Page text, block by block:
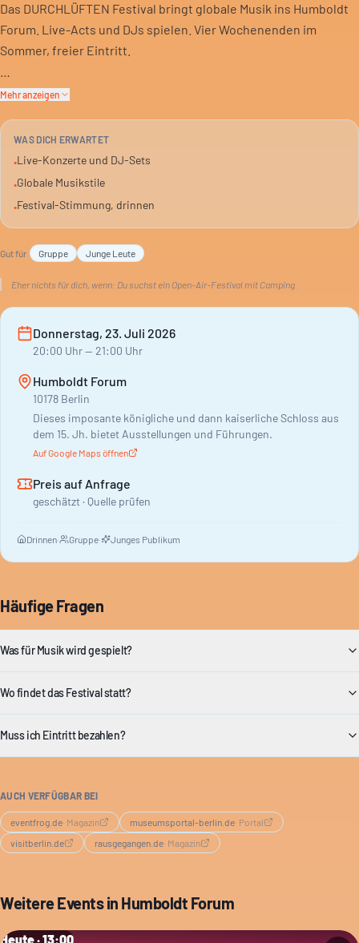
Das DURCHLÜFTEN Festival bringt globale Musik ins Humboldt
Forum. Live-Acts und DJs spielen. Vier Wochenenden im
Sommer, freier Eintritt.
Du bist im Berliner Schloss, mitten in der Stadt. Ein Festival,
garantiert, die Musik kommt aus aller Welt.
Pack deine Leute ein. Hier gibt’s was auf die Ohren, ohne dass
Mehr anzeigen
WAS DICH ERWARTET
•Live-Konzerte und DJ-Sets
•Globale Musikstile
•Festival-Stimmung, drinnen
Gut für Gruppe Junge Leute
Eher nichts für dich, wenn: Du suchst ein Open-Air-Festival mit Camping.
Donnerstag, 23. Juli 2026
20:00 Uhr— 21:00 Uhr
Humboldt Forum
10178 Berlin
Dieses imposante königliche und dann kaiserliche Schloss aus
dem 15. Jh. bietet Ausstellungen und Führungen.
Auf Google Maps öffnen
Preis auf Anfrage
geschätzt · Quelle prüfen
Drinnen· Gruppe· Junges Publikum
Häufige Fragen
Was für Musik wird gespielt?
Wo findet das Festival statt?
Muss ich Eintritt bezahlen?
AUCH VERFÜGBAR BEI
eventfrog.de· Magazin museumsportal-berlin.de· Portal
visitberlin.de
rausgegangen.de· Magazin
Weitere Events in Humboldt Forum
Heute · 13:00